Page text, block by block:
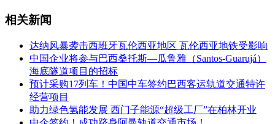
相关新闻
达纳风暴袭击西班牙瓦伦西亚地区 瓦伦西亚地铁受影响
中国企业将参与巴西桑托斯—瓜鲁雅（Santos-Guarujá）
海底隧道项目的招标
预计采购17列车！中国中车签约巴西客运轨道交通特许
经营项目
助力绿色氢能发展 西门子能源“超级工厂”在柏林开业